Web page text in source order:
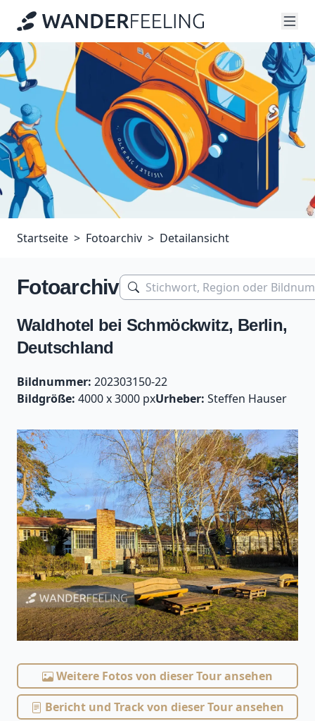
Startseite Fotoarchiv Detailansicht
Fotoarchiv
Waldhotel bei Schmöckwitz, Berlin,
Deutschland
Bildnummer: 202303150-22
Bildgröße: 4000 x 3000 pxUrheber: Steffen Hauser
Weitere Fotos von dieser Tour ansehen
Bericht und Track von dieser Tour ansehen